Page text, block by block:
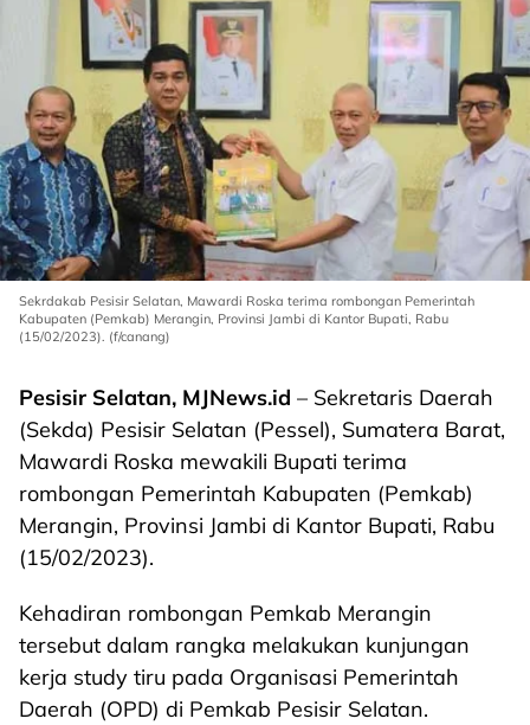
Sekrdakab Pesisir Selatan, Mawardi Roska terima rombongan Pemerintah
Kabupaten (Pemkab) Merangin, Provinsi Jambi di Kantor Bupati, Rabu
(15/02/2023). (f/canang)
Pesisir Selatan, MJNews.id – Sekretaris Daerah
(Sekda) Pesisir Selatan (Pessel), Sumatera Barat,
Mawardi Roska mewakili Bupati terima
rombongan Pemerintah Kabupaten (Pemkab)
Merangin, Provinsi Jambi di Kantor Bupati, Rabu
(15/02/2023).
Kehadiran rombongan Pemkab Merangin
tersebut dalam rangka melakukan kunjungan
kerja study tiru pada Organisasi Pemerintah
Daerah (OPD) di Pemkab Pesisir Selatan.